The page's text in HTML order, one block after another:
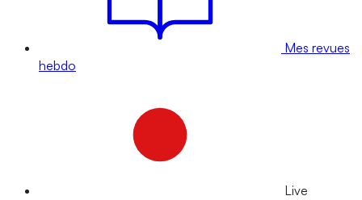
Mes revues
hebdo
Live